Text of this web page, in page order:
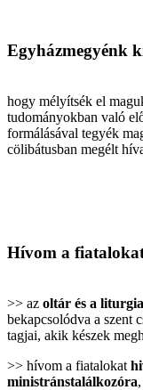
Egyházmegyénk
hogy mélyítsék el
tudományokban való
formálásával tegyék
cölibátusban megélt
Hívom a
>> az oltár és a
bekapcsolódva a szent
tagjai, akik készek
>> hívom a fiatalokat
ministránstalálkozóra